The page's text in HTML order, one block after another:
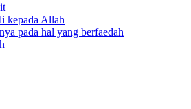
kepada Allah
pada hal yang berfaedah